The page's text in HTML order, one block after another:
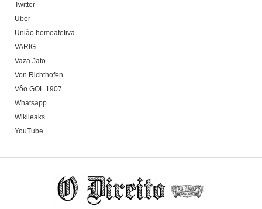
Twitter
Uber
União homoafetiva
VARIG
Vaza Jato
Von Richthofen
Vôo GOL 1907
Whatsapp
Wikileaks
YouTube